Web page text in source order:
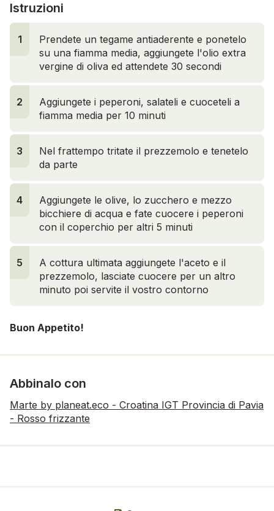
Istruzioni
1
Prendete un tegame antiaderente e ponetelo
su una fiamma media, aggiungete l'olio extra
vergine di oliva ed attendete 30 secondi
1
2
Aggiungete i peperoni, salateli e cuoceteli a
fiamma media per 10 minuti
3
Nel frattempo tritate il prezzemolo e tenetelo
da parte
4
Aggiungete le olive, lo zucchero e mezzo
bicchiere di acqua e fate cuocere i peperoni
con il coperchio per altri 5 minuti
5
A cottura ultimata aggiungete l'aceto e il
prezzemolo, lasciate cuocere per un altro
minuto poi servite il vostro contorno
Buon Appetito!
Abbinalo con
Marte by planeat.eco - Croatina IGT Provincia di Pavia
- Rosso frizzante